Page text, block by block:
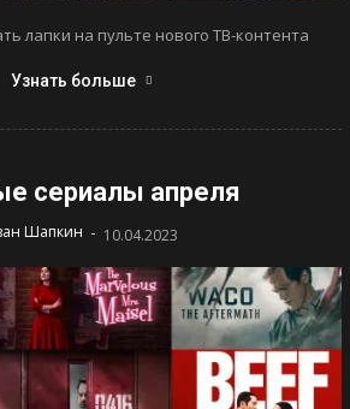
лапки на пульте нового ТВ-контента
Узнать больше
сериалы апреля
Шапкин - 10.04.2023